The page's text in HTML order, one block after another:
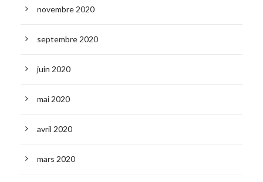
novembre 2020
septembre 2020
juin 2020
mai 2020
avril 2020
mars 2020